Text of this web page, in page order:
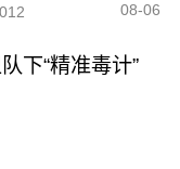
08-06
下“精准毒计”